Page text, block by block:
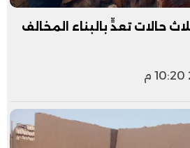
حالات تعدٍّ بالبناء المخالف